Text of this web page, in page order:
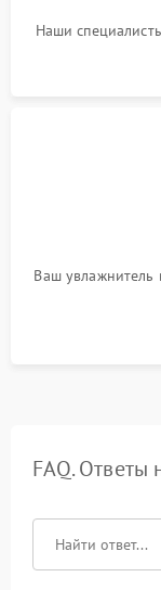
Наши
Ваш увлажнитель
FAQ. Ответы